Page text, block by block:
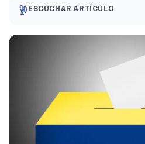
ESCUCHAR ARTÍCULO